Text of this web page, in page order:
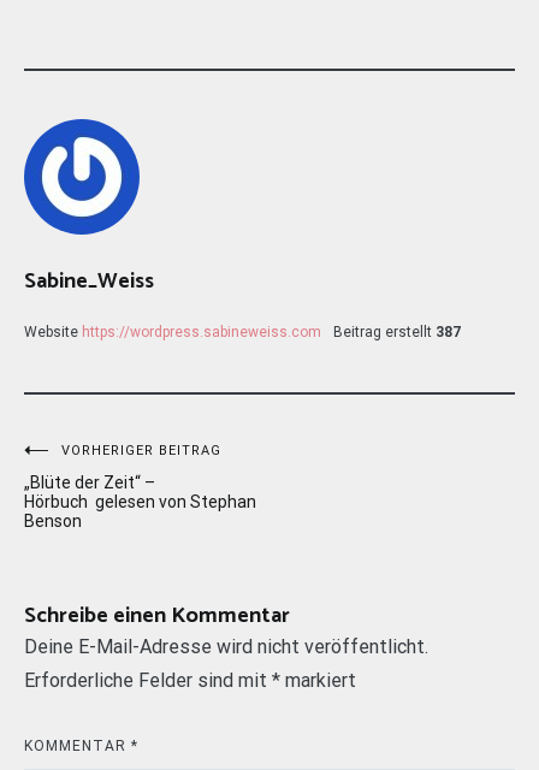
Sabine_Weiss
Website https://wordpress.sabineweiss.com Beitrag erstellt 387
Beitragsnavigation
VORHERIGER BEITRAG
„Blüte der Zeit“ –
Hörbuch gelesen von Stephan
Benson
Schreibe einen Kommentar
Deine E-Mail-Adresse wird nicht veröffentlicht.
Erforderliche Felder sind mit * markiert
KOMMENTAR *